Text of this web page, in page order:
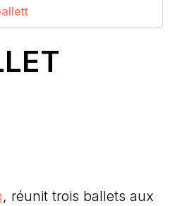
, réunit trois ballets aux